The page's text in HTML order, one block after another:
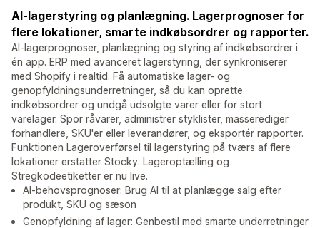
AI-lagerstyring og planlægning. Lagerprognoser for
flere lokationer, smarte indkøbsordrer og rapporter.
AI-lagerprognoser, planlægning og styring af indkøbsordrer i
én app. ERP med avanceret lagerstyring, der synkroniserer
med Shopify i realtid. Få automatiske lager- og
genopfyldningsunderretninger, så du kan oprette
indkøbsordrer og undgå udsolgte varer eller for stort
varelager. Spor råvarer, administrer styklister, masserediger
forhandlere, SKU'er eller leverandører, og eksportér rapporter.
Funktionen Lageroverførsel til lagerstyring på tværs af flere
lokationer erstatter Stocky. Lageroptælling og
Stregkodeetiketter er nu live.
AI-behovsprognoser: Brug AI til at planlægge salg efter
produkt, SKU og sæson
Genopfyldning af lager: Genbestil med smarte underretninger